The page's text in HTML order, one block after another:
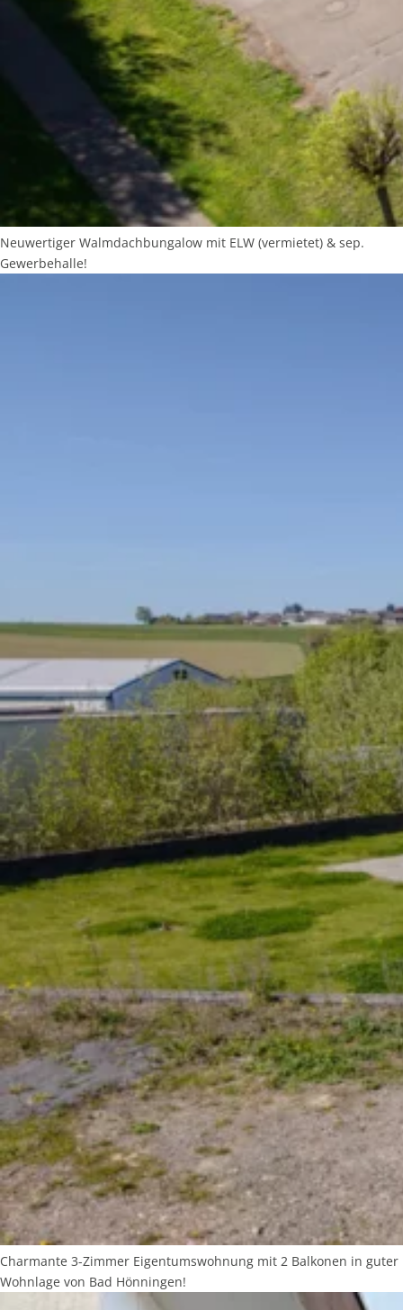
Neuwertiger Walmdachbungalow mit ELW (vermietet) & sep.
Gewerbehalle!
Charmante 3-Zimmer Eigentumswohnung mit 2 Balkonen in guter
Wohnlage von Bad Hönningen!